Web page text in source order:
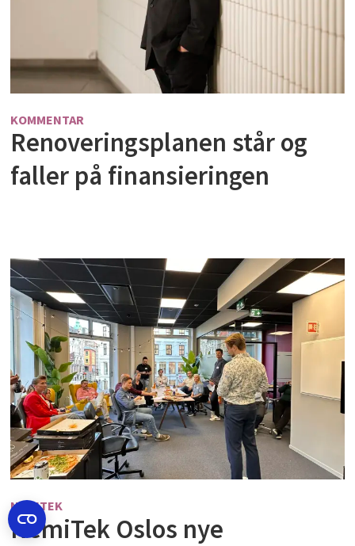
KOMMENTAR
Renoveringsplanen står og
faller på finansieringen
NEMITEK
NemiTek Oslos nye